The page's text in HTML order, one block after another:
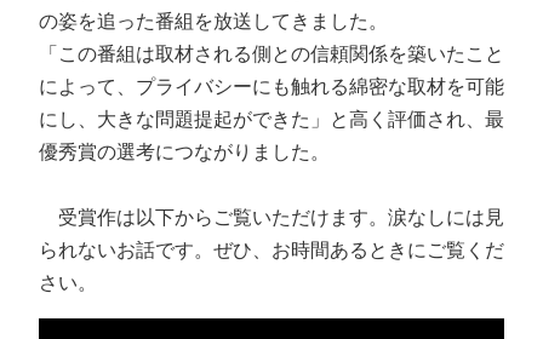
の姿を追った番組を放送してきました。
「この番組は取材される側との信頼関係を築いたこと
によって、プライバシーにも触れる綿密な取材を可能
にし、大きな問題提起ができた」と高く評価され、最
優秀賞の選考につながりました。
受賞作は以下からご覧いただけます。涙なしには見
られないお話です。ぜひ、お時間あるときにご覧くだ
さい。